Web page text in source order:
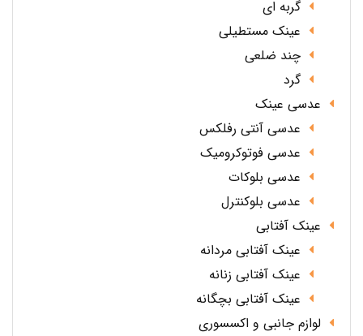
گربه ای
عینک مستطیلی
چند ضلعی
گرد
عدسی عینک
عدسی آنتی رفلکس
عدسی فوتوکرومیک
عدسی بلوکات
عدسی بلوکنترل
عینک آفتابی
عینک آفتابی مردانه
عینک آفتابی زنانه
عینک آفتابی بچگانه
لوازم جانبی و اکسسوری